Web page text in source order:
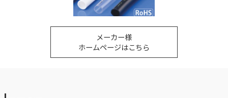
メーカー様
ホームページはこちら